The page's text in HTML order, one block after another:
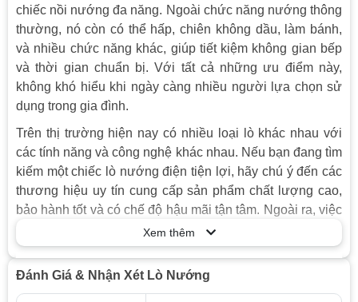
chiếc nồi nướng đa năng. Ngoài chức năng nướng thông
thường, nó còn có thể hấp, chiên không dầu, làm bánh,
và nhiều chức năng khác, giúp tiết kiệm không gian bếp
và thời gian chuẩn bị. Với tất cả những ưu điểm này,
không khó hiểu khi ngày càng nhiều người lựa chọn sử
dụng trong gia đình.
Trên thị trường hiện nay có nhiều loại lò khác nhau với
các tính năng và công nghệ khác nhau. Nếu bạn đang tìm
kiếm một chiếc lò nướng điện tiện lợi, hãy chú ý đến các
thương hiệu uy tín cung cấp sản phẩm chất lượng cao,
bảo hành tốt và có chế độ hậu mãi tận tâm. Ngoài ra, việc
tham khảo giá lò nướng cũng rất quan trọng để đưa ra
quyết định phù hợp với ngân sách của bạn.
Xem thêm
Đánh Giá & Nhận Xét Lò Nướng